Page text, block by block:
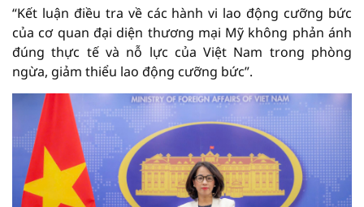
“Kết luận điều tra về các hành vi lao động cưỡng bức
của cơ quan đại diện thương mại Mỹ không phản ánh
đúng thực tế và nỗ lực của Việt Nam trong phòng
ngừa, giảm thiểu lao động cưỡng bức”.